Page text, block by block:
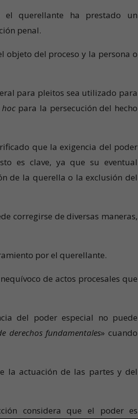
el querellante ha prestado un
penal.
objeto del proceso y la persona o
para pleitos sea utilizado para
para la persecución del hecho
que la exigencia del poder
es clave, ya que su eventual
de la querella o la exclusión del
corregirse de diversas maneras,
por el querellante.
de actos procesales que
del poder especial no puede
derechos fundamentales» cuando
la actuación de las partes y del
considera que el poder es